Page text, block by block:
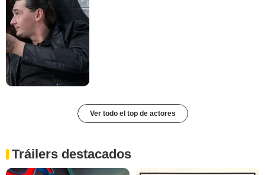
Ver todo el top de actores
Tráilers destacados